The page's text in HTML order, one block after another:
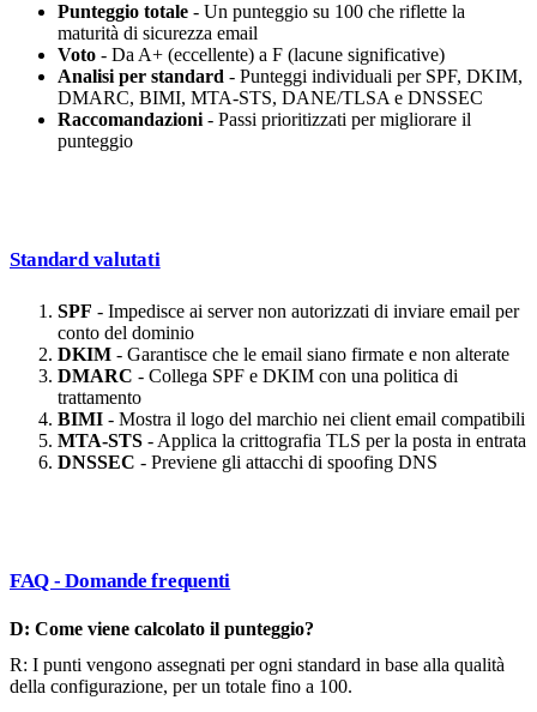
Punteggio totale - Un punteggio su 100 che riflette la
maturità di sicurezza email
Voto - Da A+ (eccellente) a F (lacune significative)
Analisi per standard - Punteggi individuali per SPF, DKIM,
DMARC, BIMI, MTA-STS, DANE/TLSA e DNSSEC
Raccomandazioni - Passi prioritizzati per migliorare il
punteggio
Standard valutati
SPF - Impedisce ai server non autorizzati di inviare email per
conto del dominio
DKIM - Garantisce che le email siano firmate e non alterate
DMARC - Collega SPF e DKIM con una politica di
trattamento
BIMI - Mostra il logo del marchio nei client email compatibili
MTA-STS - Applica la crittografia TLS per la posta in entrata
DNSSEC - Previene gli attacchi di spoofing DNS
FAQ - Domande frequenti
D: Come viene calcolato il punteggio?
R: I punti vengono assegnati per ogni standard in base alla qualità
della configurazione, per un totale fino a 100.